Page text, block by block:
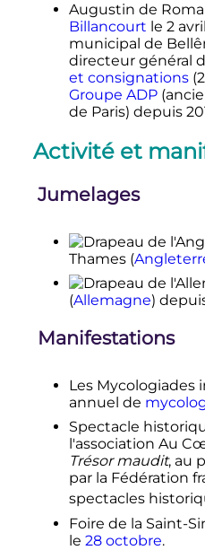
Augustin de
Billancourt le 2
municipal de
directeur général
et consignations
Groupe ADP
de Paris) depuis
Activité et
Jumelages
Thames (
(Allemagne)
Manifestations
Les Mycologiades
annuel de
Spectacle
l'association Au
Trésor maudit, au
par la Fédération
spectacles
Foire de la Saint-
le 28 octobre.